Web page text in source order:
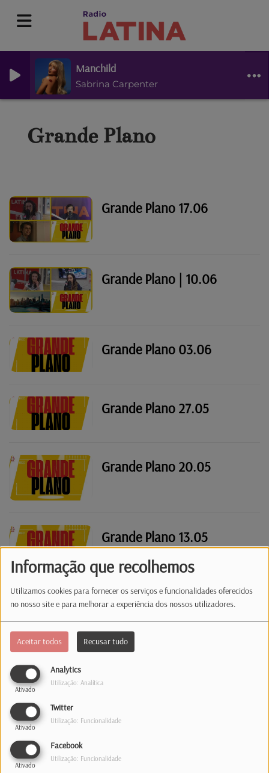
Informação que recolhemos
Utilizamos cookies para fornecer os serviços e funcionalidades oferecidos
no nosso site e para melhorar a experiência dos nossos utilizadores.
Aceitar todos Recusar tudo
Analytics
Ativado
Utilização: Analítica
Twitter
Ativado
Utilização: Funcionalidade
Facebook
Ativado
Utilização: Funcionalidade
Manchild
Sabrina Carpenter
Grande Plano
Grande Plano 17.06
Grande Plano | 10.06
Grande Plano 03.06
Grande Plano 27.05
Grande Plano 20.05
Grande Plano 13.05
Grande Plano 06.05
Grande Plano 29.04